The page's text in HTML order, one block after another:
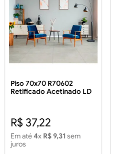
Piso 70x70 R70602
Retificado Acetinado LD
R$ 37,22
Em até4x R$ 9,31 sem
juros